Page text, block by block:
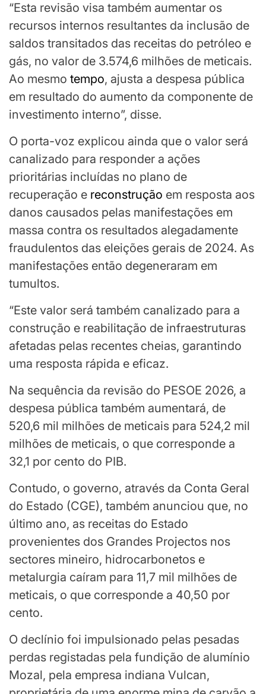
“Esta revisão visa também aumentar os
recursos internos resultantes da inclusão de
saldos transitados das receitas do petróleo e
gás, no valor de 3.574,6 milhões de meticais.
Ao mesmo tempo, ajusta a despesa pública
em resultado do aumento da componente de
investimento interno”, disse.
O porta-voz explicou ainda que o valor será
canalizado para responder a ações
prioritárias incluídas no plano de
recuperação e reconstrução em resposta aos
danos causados ​​pelas manifestações em
massa contra os resultados alegadamente
fraudulentos das eleições gerais de 2024. As
manifestações então degeneraram em
tumultos.
“Este valor será também canalizado para a
construção e reabilitação de infraestruturas
afetadas pelas recentes cheias, garantindo
uma resposta rápida e eficaz.
Na sequência da revisão do PESOE 2026, a
despesa pública também aumentará, de
520,6 mil milhões de meticais para 524,2 mil
milhões de meticais, o que corresponde a
32,1 por cento do PIB.
Contudo, o governo, através da Conta Geral
do Estado (CGE), também anunciou que, no
último ano, as receitas do Estado
provenientes dos Grandes Projectos nos
sectores mineiro, hidrocarbonetos e
metalurgia caíram para 11,7 mil milhões de
meticais, o que corresponde a 40,50 por
cento.
O declínio foi impulsionado pelas pesadas
perdas registadas pela fundição de alumínio
Mozal, pela empresa indiana Vulcan,